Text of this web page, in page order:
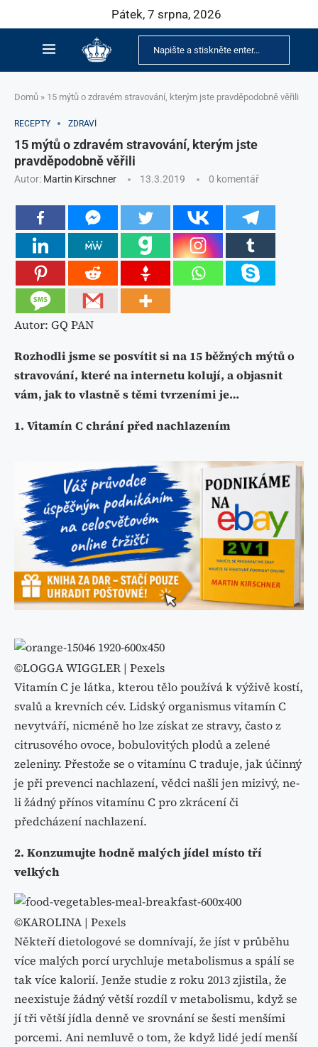
Pátek, 7 srpna, 2026
Domů » 15 mýtů o zdravém stravování, kterým jste pravděpodobně věřili
RECEPTY ZDRAVÍ
15 mýtů o zdravém stravování, kterým jste
pravděpodobně věřili
Autor: Martin Kirschner 13.3.2019 0 komentář
Autor: GQ PAN
Rozhodli jsme se posvítit si na 15 běžných mýtů o
stravování, které na internetu kolují, a objasnit
vám, jak to vlastně s těmi tvrzeními je…
1. Vitamín C chrání před nachlazením
©LOGGA WIGGLER | Pexels
Vitamín C je látka, kterou tělo používá k výživě kostí,
svalů a krevních cév. Lidský organismus vitamín C
nevytváří, nicméně ho lze získat ze stravy, často z
citrusového ovoce, bobulovitých plodů a zelené
zeleniny. Přestože se o vitamínu C traduje, jak účinný
je při prevenci nachlazení, vědci našli jen mizivý, ne-
li žádný přínos vitamínu C pro zkrácení či
předcházení nachlazení.
2. Konzumujte hodně malých jídel místo tří
velkých
©KAROLINA | Pexels
Někteří dietologové se domnívají, že jíst v průběhu
více malých porcí urychluje metabolismus a spálí se
tak více kalorií. Jenže studie z roku 2013 zjistila, že
neexistuje žádný větší rozdíl v metabolismu, když se
jí tři větší jídla denně ve srovnání se šesti menšími
porcemi. Ani nemluvě o tom, že když lidé jedí menší